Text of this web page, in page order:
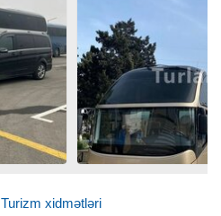
Turizm xidmətləri